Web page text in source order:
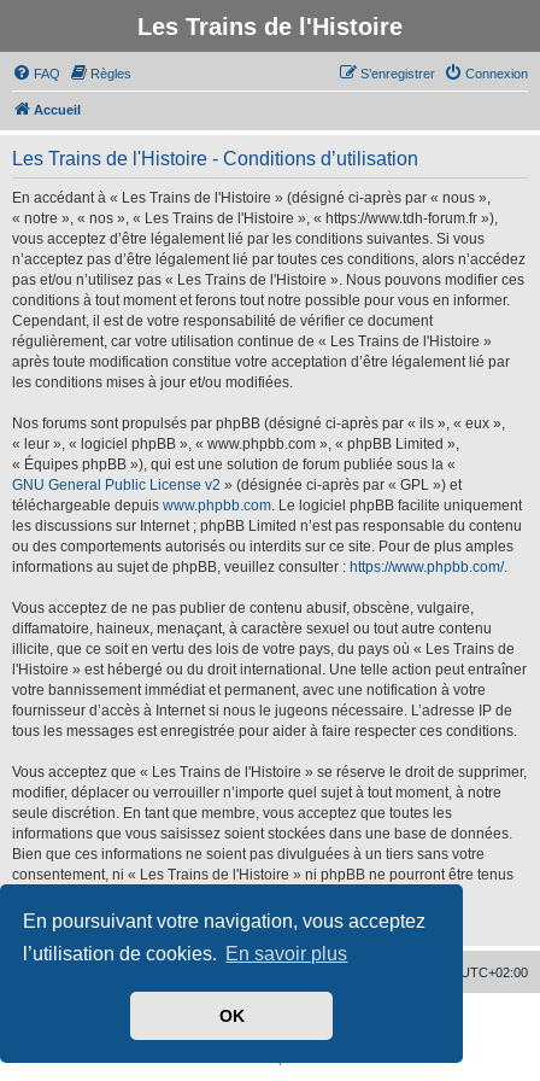
En poursuivant votre navigation, vous acceptez
l’utilisation de cookies. En savoir plus
OK
Les Trains de l'Histoire
FAQ Règles Connexion
S’enregistrer
Accueil
Les Trains de l'Histoire - Conditions d’utilisation
En accédant à « Les Trains de l'Histoire » (désigné ci-après par « nous »,
« notre », « nos », « Les Trains de l'Histoire », « https://www.tdh-forum.fr »),
vous acceptez d’être légalement lié par les conditions suivantes. Si vous
n’acceptez pas d’être légalement lié par toutes ces conditions, alors n’accédez
pas et/ou n’utilisez pas « Les Trains de l'Histoire ». Nous pouvons modifier ces
conditions à tout moment et ferons tout notre possible pour vous en informer.
Cependant, il est de votre responsabilité de vérifier ce document
régulièrement, car votre utilisation continue de « Les Trains de l'Histoire »
après toute modification constitue votre acceptation d’être légalement lié par
les conditions mises à jour et/ou modifiées.
Nos forums sont propulsés par phpBB (désigné ci-après par « ils », « eux »,
« leur », « logiciel phpBB », « www.phpbb.com », « phpBB Limited »,
« Équipes phpBB »), qui est une solution de forum publiée sous la «
GNU General Public License v2 » (désignée ci-après par « GPL ») et
téléchargeable depuis www.phpbb.com. Le logiciel phpBB facilite uniquement
les discussions sur Internet ; phpBB Limited n’est pas responsable du contenu
ou des comportements autorisés ou interdits sur ce site. Pour de plus amples
informations au sujet de phpBB, veuillez consulter : https://www.phpbb.com/.
Vous acceptez de ne pas publier de contenu abusif, obscène, vulgaire,
diffamatoire, haineux, menaçant, à caractère sexuel ou tout autre contenu
illicite, que ce soit en vertu des lois de votre pays, du pays où « Les Trains de
l'Histoire » est hébergé ou du droit international. Une telle action peut entraîner
votre bannissement immédiat et permanent, avec une notification à votre
fournisseur d’accès à Internet si nous le jugeons nécessaire. L’adresse IP de
tous les messages est enregistrée pour aider à faire respecter ces conditions.
Vous acceptez que « Les Trains de l'Histoire » se réserve le droit de supprimer,
modifier, déplacer ou verrouiller n’importe quel sujet à tout moment, à notre
seule discrétion. En tant que membre, vous acceptez que toutes les
informations que vous saisissez soient stockées dans une base de données.
Bien que ces informations ne soient pas divulguées à un tiers sans votre
consentement, ni « Les Trains de l'Histoire » ni phpBB ne pourront être tenus
compromission des données.
UTC+02:00
phpBB ® Forum Software © phpBB Limited
phpBB-fr.com